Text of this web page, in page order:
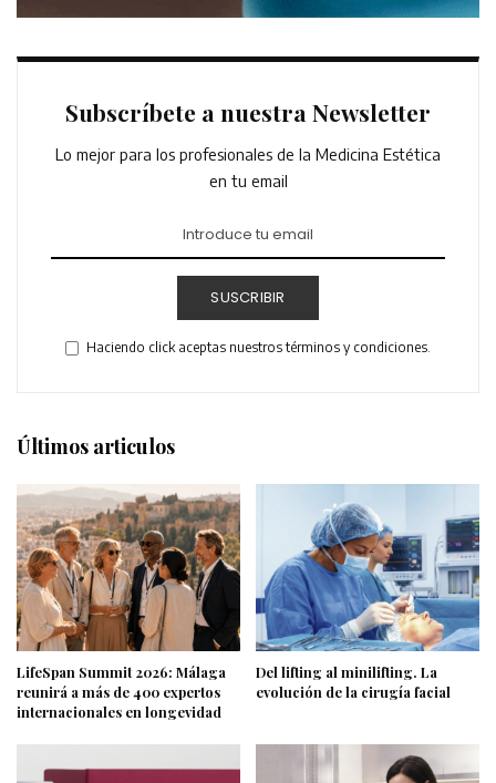
Subscríbete a nuestra Newsletter
Lo mejor para los profesionales de la Medicina Estética
en tu email
SUSCRIBIR
Haciendo click aceptas nuestros términos y condiciones.
Últimos articulos
LifeSpan Summit 2026: Málaga
reunirá a más de 400 expertos
internacionales en longevidad
Del lifting al minilifting. La
evolución de la cirugía facial